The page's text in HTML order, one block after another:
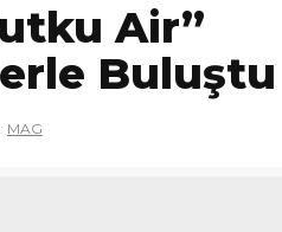
Air”
Buluştu
MAG